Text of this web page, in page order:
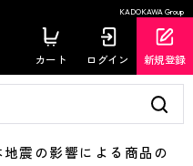
KADOKAWA Group
カート ログイン 新規登録
震の影響による商品の